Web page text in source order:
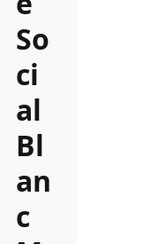
So
ci
al
Bl
an
c